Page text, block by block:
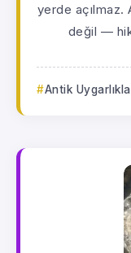
yerde açılmaz.
değil —
Antik